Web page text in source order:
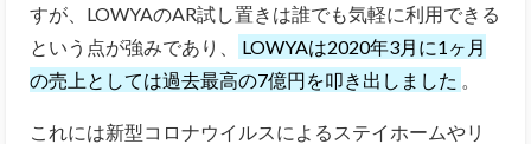
すが、 LOWYAのAR試し置きは誰でも気軽に利用できる
という点が強みであり、
LOWYAは2020年3月に1ヶ月
の売上としては過去最高の7億円を叩き出しました
これには新型コロナウイルスによるステイホームやリ